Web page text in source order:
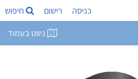
כניסה רישום חיפוש
ניווט בעמוד